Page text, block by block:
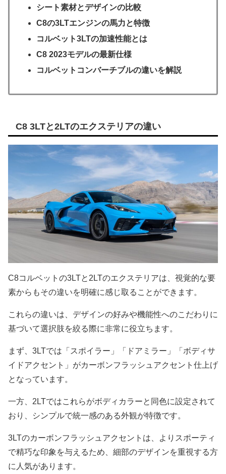
シート素材とデザインの比較
C8の3LTエンジンの馬力と特徴
コルベット3LTの加速性能とは
C8 2023モデルの最新仕様
コルベットコンバーチブルの違いを解説
C8 3LTと2LTのエクステリアの違い
C8コルベットの3LTと2LTのエクステリアは、視覚的な要
素からもその違いを明確に感じ取ることができます。
これらの違いは、デザインの好みや機能性へのこだわりに
基づいて選択肢を絞る際に非常に役立ちます。
まず、3LTでは「スポイラー」「ドアミラー」「ボディサ
イドアクセント」がカーボンフラッシュアクセント仕上げ
となっています。
一方、2LTではこれらがボディカラーと同色に設定されて
おり、シンプルで統一感のある外観が特徴です。
3LTのカーボンフラッシュアクセントは、よりスポーティ
で精巧な印象を与えるため、細部のデザインを重視する方
に人気があります。